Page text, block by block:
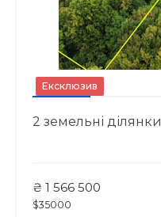
Ексклюзив
2 земельні ділянки
₴ 1 566 500
$35000